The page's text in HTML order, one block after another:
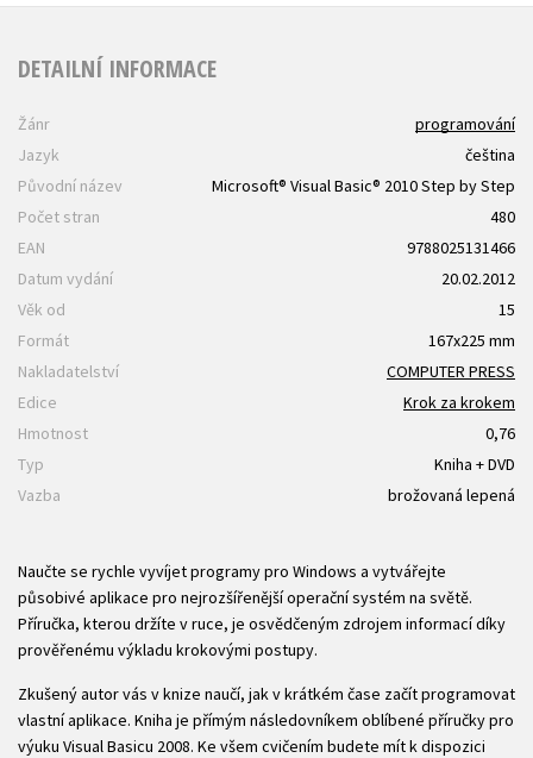
DETAILNÍ INFORMACE
Žánr
programování
Jazyk
čeština
Původní název
Microsoft® Visual Basic® 2010 Step by Step
Počet stran
480
EAN
9788025131466
Datum vydání
20.02.2012
Věk od
15
Formát
167x225 mm
Nakladatelství
COMPUTER PRESS
Edice
Krok za krokem
Hmotnost
0,76
Typ
Kniha + DVD
Vazba
brožovaná lepená
Naučte se rychle vyvíjet programy pro Windows a vytvářejte
působivé aplikace pro nejrozšířenější operační systém na světě.
Příručka, kterou držíte v ruce, je osvědčeným zdrojem informací díky
prověřenému výkladu krokovými postupy.
Zkušený autor vás v knize naučí, jak v krátkém čase začít programovat
vlastní aplikace. Kniha je přímým následovníkem oblíbené příručky pro
výuku Visual Basicu 2008. Ke všem cvičením budete mít k dispozici